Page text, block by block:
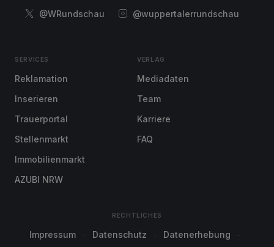
@WRundschau
@wuppertalerrundschau
SERVICES
Reklamation
Inserieren
Trauerportal
Stellenmarkt
Immobilienmarkt
AZUBI NRW
VERLAG
Mediadaten
Team
Karriere
FAQ
RECHTLICHES
Impressum Datenschutz Datenerhebung